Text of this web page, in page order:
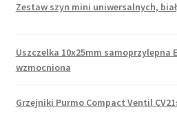
Zestaw szyn mini uniwersalnych,
Uszczelka 10x25mm samoprzylepna
wzmocniona
Grzejniki Purmo Compact Ventil